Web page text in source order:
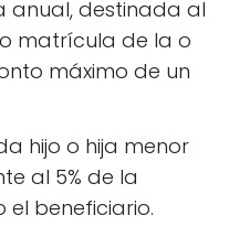
anual, destinada al
matrícula de la o
máximo de un
hijo o hija menor
al 5% de la
el beneficiario.